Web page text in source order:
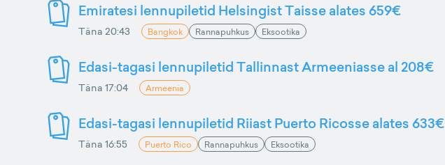
Emiratesi lennupiletid Helsingist Taisse alates 659€
Täna 20:43 Bangkok Rannapuhkus Eksootika
Edasi-tagasi lennupiletid Tallinnast Armeeniasse al 208€
Täna 17:04 Armeenia
Edasi-tagasi lennupiletid Riiast Puerto Ricosse alates 633€
Täna 16:55 Puerto Rico Rannapuhkus Eksootika